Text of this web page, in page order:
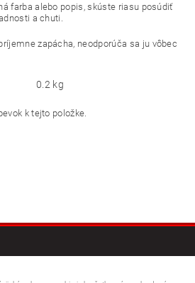
farba alebo popis, skúste riasu posúdiť
a chuti.
zapácha, neodporúča sa ju vôbec
0.2 kg
k tejto položke.